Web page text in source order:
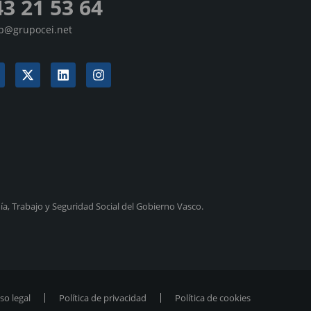
21 53 64
Trabajo y Seguridad Social del Gobierno Vasco.
legal Política de privacidad Política de cookies